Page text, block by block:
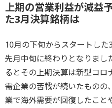
上期の営業利益が減益
た3月決算銘柄は
10月の下旬からスタートし
先月中旬に終わりとなりまし
るとその上期決算は新型コ
需企業の苦戦が続いたもの
業で海外需要が回復したこと